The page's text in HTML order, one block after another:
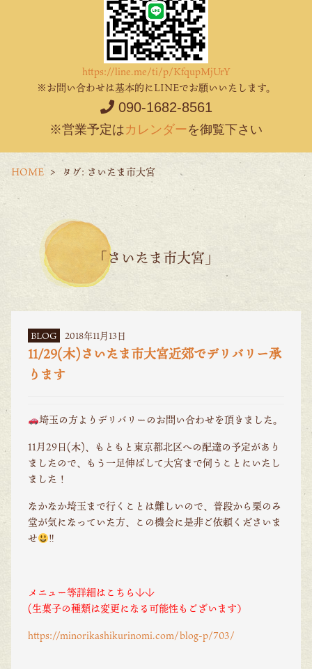
https://line.me/ti/p/KfqupMjUrY
※お問い合わせは基本的にLINEでお願いいたします。
090-1682-8561
※営業予定はカレンダーを御覧下さい
HOME タグ: さいたま市大宮
「さいたま市大宮」
BLOG 2018年11月13日
11/29(木)さいたま市大宮近郊でデリバリー承
ります
埼玉の方よりデリバリーのお問い合わせを頂きました。
11月29日(木)、もともと東京都北区への配達の予定があり
ましたので、もう一足伸ばして大宮まで伺うことにいたし
ました！
なかなか埼玉まで行くことは難しいので、普段から栗のみ
堂が気になっていた方、この機会に是非ご依頼くださいま
せ
‼
メニュー等詳細はこちら↓↓
(生菓子の種類は変更になる可能性もございます）
https://minorikashikurinomi.com/blog-p/703/